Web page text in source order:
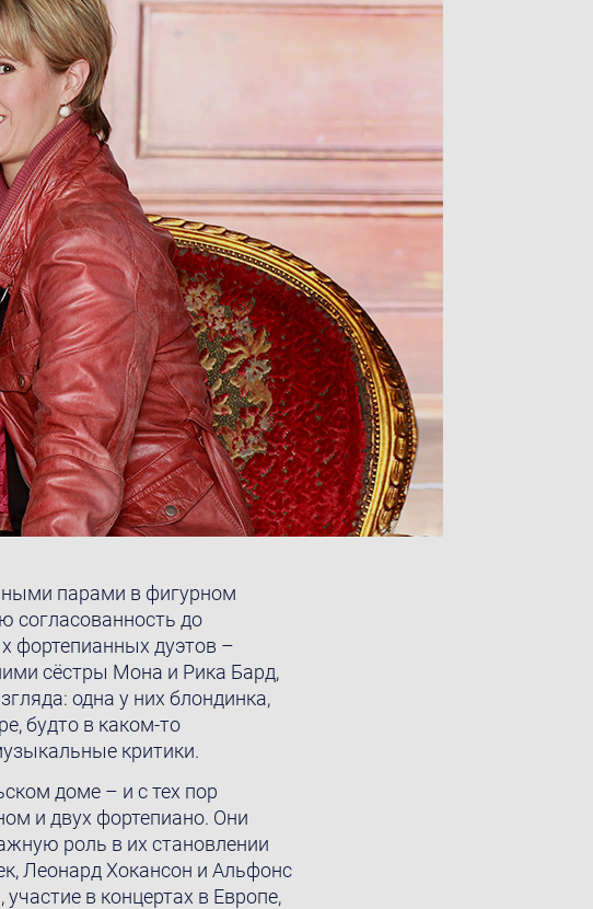
парами в фигурном
согласованность до
фортепианных дуэтов –
сёстры Мона и Рика Бард,
одна у них блондинка,
будто в каком-то
критики.
доме – и с тех пор
и двух фортепиано. Они
роль в их становлении
Леонард Хокансон и Альфонс
в концертах в Европе,